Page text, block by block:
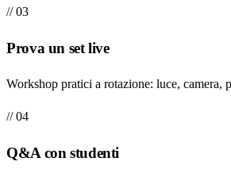
// 03
Prova un set live
Workshop pratici a rotazione: luce, camera,
// 04
Q&A con studenti